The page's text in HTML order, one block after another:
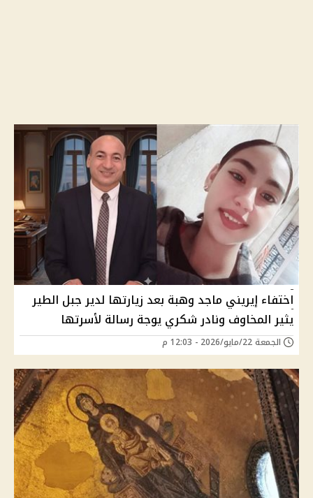
اختفاء إيريني ماجد وهبة بعد زيارتها لدير جبل الطير
يثير المخاوف ونادر شكري يوجة رسالة لأسرتها
الجمعة 22/مايو/2026 - 12:03 م